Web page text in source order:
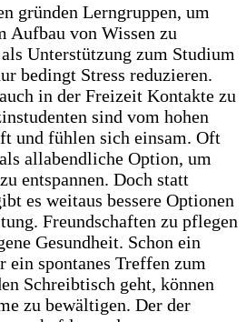
gründen Lerngruppen, um
Aufbau von Wissen zu
Unterstützung zum Studium
bedingt Stress reduzieren.
in der Freizeit Kontakte zu
sind vom hohen
und fühlen sich einsam. Oft
allabendliche Option, um
entspannen. Doch statt
es weitaus bessere Optionen
Freundschaften zu pflegen
Gesundheit. Schon ein
ein spontanes Treffen zum
Schreibtisch geht, können
zu bewältigen. Der der